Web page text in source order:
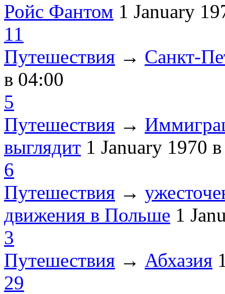
Ройс Фантом 1 January
11
Путешествия → Санкт-
в 04:00
5
Путешествия →
выглядит 1 January 1970
6
Путешествия →
движения в Польше 1
3
Путешествия → Абхазия
29